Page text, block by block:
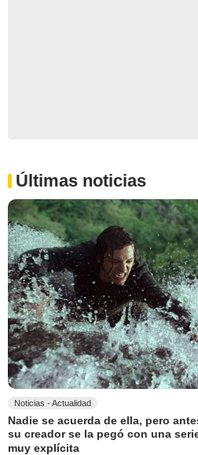
Últimas noticias
Noticias - Actualidad
Nadie se acuerda de ella, pero
su creador se la pegó con una
muy explícita